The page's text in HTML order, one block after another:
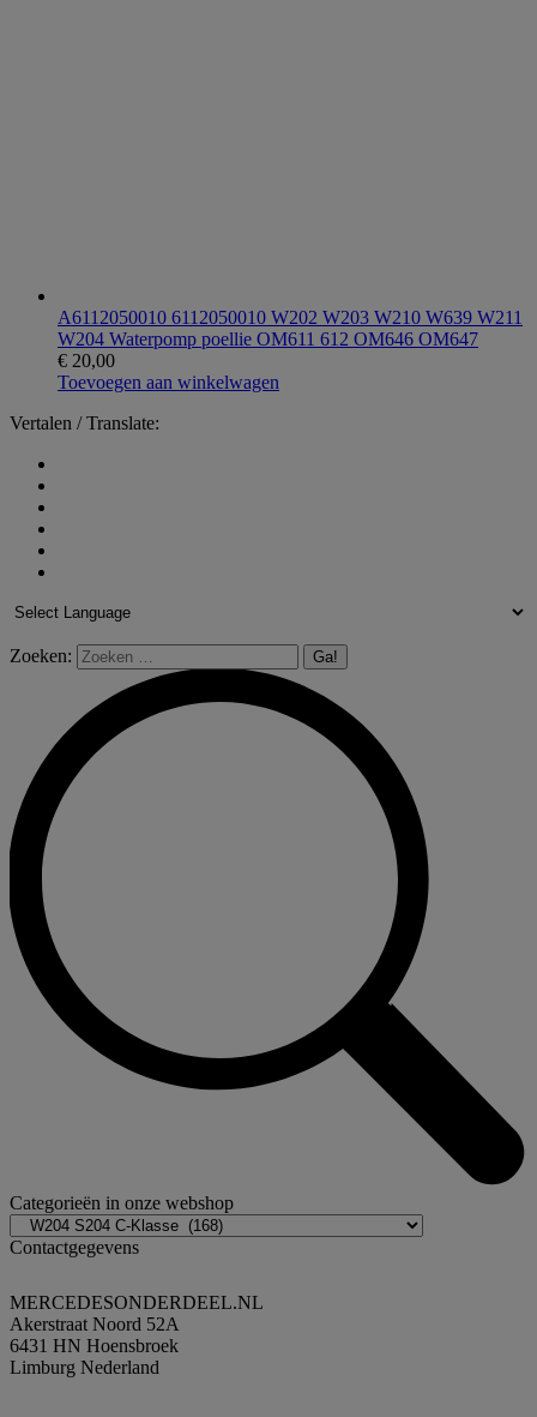
A6112050010 6112050010 W202 W203 W210 W639 W211
W204 Waterpomp poellie OM611 612 OM646 OM647
€ 20,00
Toevoegen aan winkelwagen
Vertalen / Translate:
Zoeken:
Categorieën in onze webshop
Contactgegevens
MERCEDESONDERDEEL.NL
Akerstraat Noord 52A
6431 HN Hoensbroek
Limburg Nederland